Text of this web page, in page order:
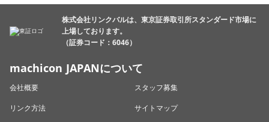
株式会社リンクバルは、東京証券取引所スタンダード市場に
上場しております。
（証券コード：6046）
machicon JAPANについて
会社概要
スタッフ募集
リンク方法
サイトマップ